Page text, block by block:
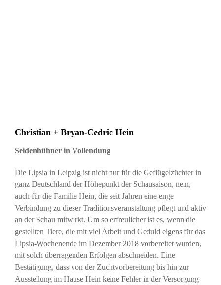
Christian + Bryan-Cedric Hein
Seidenhühner in Vollendung
Die Lipsia in Leipzig ist nicht nur für die Geflügelzüchter in
ganz Deutschland der Höhepunkt der Schausaison, nein,
auch für die Familie Hein, die seit Jahren eine enge
Verbindung zu dieser Traditionsveranstaltung pflegt und aktiv
an der Schau mitwirkt. Um so erfreulicher ist es, wenn die
gestellten Tiere, die mit viel Arbeit und Geduld eigens für das
Lipsia-Wochenende im Dezember 2018 vorbereitet wurden,
mit solch überragenden Erfolgen abschneiden. Eine
Bestätigung, dass von der Zuchtvorbereitung bis hin zur
Ausstellung im Hause Hein keine Fehler in der Versorgung